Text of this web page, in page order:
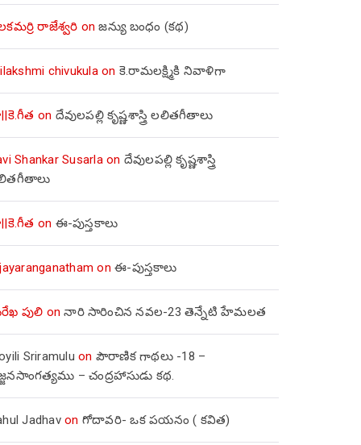
రాజేశ్వరి onజన్యు బంధం (కథ)
chivukulaon కె.రామలక్ష్మికి నివాళిగా
on దేవులపల్లి కృష్ణశాస్త్రి లలితగీతాలు
Shankar Susarlaon దేవులపల్లి కృష్ణశాస్త్రి
on ఈ-పుస్తకాలు
onఈ-పుస్తకాలు
పులి onనారి సారించిన నవల-23 తెన్నేటి హేమలత
Sriramulu on పౌరాణిక గాథలు -18 –
– చంద్రహాసుడు కథ.
Jadhavon గోదావరి- ఒక పయనం ( కవిత)